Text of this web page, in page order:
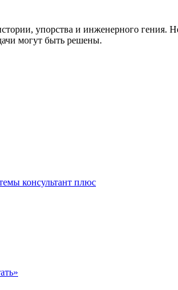
упорства и инженерного
могут быть решены.
консультант плюс